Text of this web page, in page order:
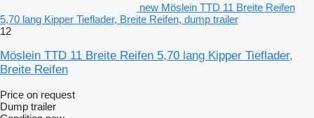
new Möslein TTD 11 Breite Reifen
5,70 lang Kipper Tieflader, Breite Reifen, dump trailer
12
Möslein TTD 11 Breite Reifen 5,70 lang Kipper Tieflader,
Breite Reifen
Price on request
Dump trailer